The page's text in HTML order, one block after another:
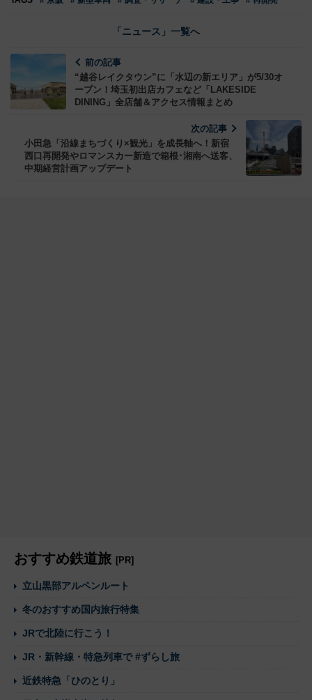
「ニュース」一覧へ
前の記事
“越谷レイクタウン”に「水辺の新エリア」が5/30オ
ープン！埼玉初出店カフェなど「LAKESIDE
DINING」全店舗＆アクセス情報まとめ
次の記事
小田急「沿線まちづくり×観光」を成長軸へ！新宿
西口再開発やロマンスカー新造で箱根･湘南へ送客、
中期経営計画アップデート
おすすめ鉄道旅 [PR]
立山黒部アルペンルート
冬のおすすめ国内旅行特集
JRで北陸に行こう！
JR・新幹線・特急列車で #ずらし旅
近鉄特急「ひのとり」